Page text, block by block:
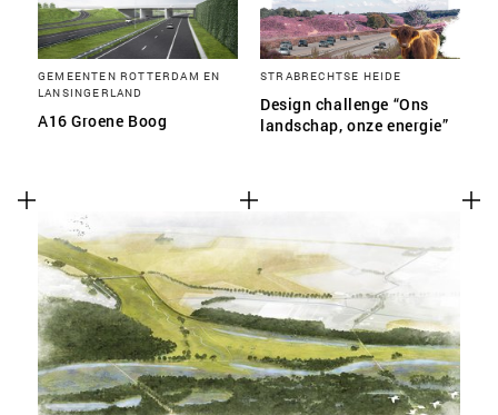
GEMEENTEN ROTTERDAM EN
LANSINGERLAND
A16 Groene Boog
STRABRECHTSE HEIDE
Design challenge “Ons
landschap, onze energie”